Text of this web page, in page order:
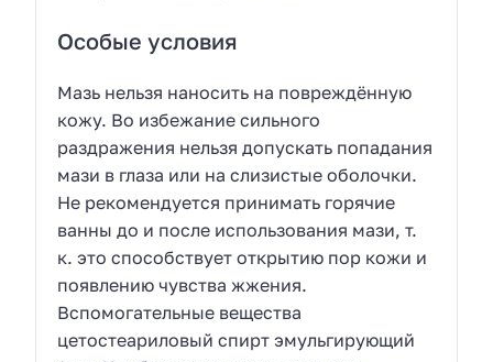
Особые условия
Мазь нельзя наносить на повреждённую
кожу. Во избежание сильного
раздражения нельзя допускать попадания
мази в глаза или на слизистые оболочки.
Не рекомендуется принимать горячие
ванны до и после использования мази, т.
к. это способствует открытию пор кожи и
появлению чувства жжения.
Вспомогательные вещества
цетостеариловый спирт эмульгирующий